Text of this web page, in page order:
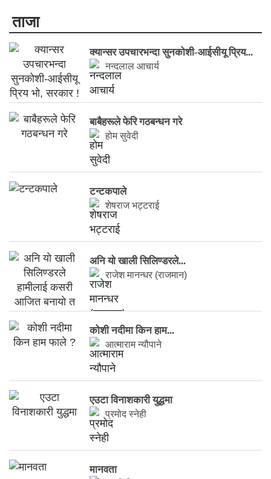
ताजा
​क्यान्सर उपचारभन्दा सुनकोशी-आईसीयू प्रिय...
नन्दलाल आचार्य
बाबैहरूले फेरि गठबन्धन गरे
होम सुवेदी
टन्टकपाले
शेषराज भट्टराई
अनि याे खाली सिलिण्डरले...
राजेश मानन्धर (राजमान)
कोशी नदीमा किन हाम...
आत्माराम न्यौपाने
एउटा विनाशकारी युद्धमा
प्रमोद स्नेही
मानवता